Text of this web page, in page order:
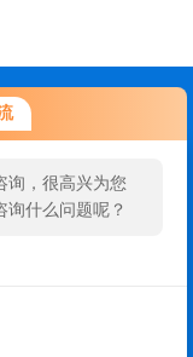
询，很高兴为您
询什么问题呢？
们
小时热线：